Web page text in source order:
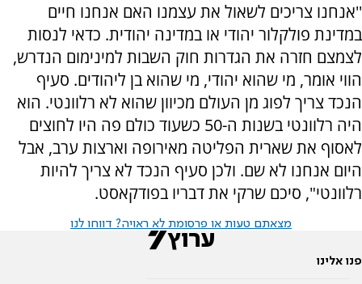
''אנחנו צריכים לשאול את עצמנו האם אנחנו חיים
במדינת פולקלור יהודי או במדינה יהודית. כדאי לנסות
לצמצם חזרה את הגדרות חוק השבות למינימום הנדרש,
הווי אומר, מי שהוא יהודי, מי שהוא בן ליהודים. סעיף
הנכד צריך לפוג מן העולם מכיוון שהוא לא רלוונטי. הוא
היה רלוונטי בשנות ה-50 כשעוד כולם פה היו לחוצים
לאסוף את שארית הפליטה מאירופה וארצות ערב, אבל
היום אנחנו לא שם. ולכן סעיף הנכד לא צריך להיות
רלוונטי", סיכם שרקי את דבריו בפודקאסט.
מצאתם טעות או פרסומת לא ראויה? דווחו לנו
פנו אלינו